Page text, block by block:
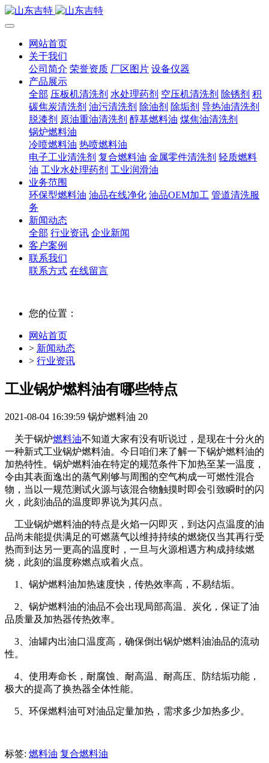
网站首页
关于我们
公司简介 荣誉资质 厂区图片 设备仪器
产品展示
全部 压板机清洗剂 水处理药剂 空压机清洗剂 除锈剂 积
碳焦炭清洗剂 油污清洗剂 除油剂 除垢剂 导热油清洗剂
脱漆剂 原油重油清洗剂 醇基燃料油 煤焦油清洗剂
锅炉燃料油
冷喷燃料油 热喷燃料油
电子工业清洗剂 复合燃料油 金属零件清洗剂 轻质燃料
油 工业水处理药剂 工业润滑油
业务范围
环保型燃料油 油品在线净化 油品OEM加工 管道清洗服
务
新闻动态
全部 行业资讯 企业新闻
客户案例
联系我们
联系方式 在线留言
您的位置：
网站首页
> 新闻动态
> 行业资讯
工业锅炉燃料油有哪些特点
2021-08-04 16:39:59 锅炉燃料油 20
关于锅炉燃料油不知道大家有没有听说过，是现在十分火的
一种新式工业锅炉燃料油。今日咱们来了解一下锅炉燃料油的
加热特性。锅炉燃料油在特定的规范条件下加热至某一温度，
令由其表面逸出的蒸气刚够与周围的空气构成一可燃性混合
物，当以一规范测试火源与该混合物触摸时即会引致瞬时的闪
火，此刻油品的温度即界说为其闪点。
工业锅炉燃料油的特点是火焰一闪即灭，到达闪点温度的油
品尚未能提供满足的可燃蒸气以维持持续的燃烧仅当其再行受
热而到达另一更高的温度时，一旦与火源相遇方构成持续燃
烧，此刻的温度称燃点或着火点。
1、锅炉燃料油加热速度快，传热效率高，不易结垢。
2、锅炉燃料油的油品不会出现局部高温、炭化，保证了油
品质量及加热器传热效率。
3、油罐内出油口温度高，确保倒出锅炉燃料油油品的流动
性。
4、使用寿命长，耐腐蚀、耐高温、耐高压、防结垢功能，
极大的提高了换热器全体性能。
5、环保燃料油可对油品定量加热，需求多少加热多少。
标签: 燃料油 复合燃料油